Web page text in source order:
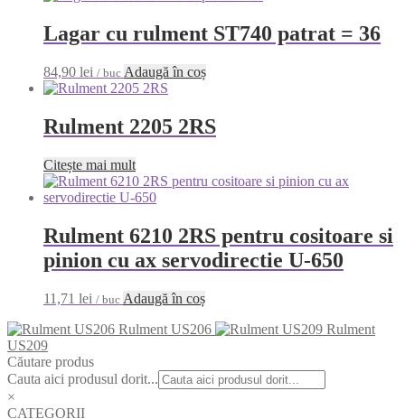
Lagar cu rulment ST740 patrat = 36
84,90 lei / buc Adaugă în coș
Rulment 2205 2RS
Citește mai mult
Rulment 6210 2RS pentru cositoare si
pinion cu ax servodirectie U-650
11,71 lei / buc Adaugă în coș
Rulment US206
Rulment
US209
Căutare produs
Cauta aici produsul dorit...
×
CATEGORII